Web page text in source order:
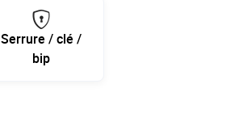
Serrure / clé /
bip